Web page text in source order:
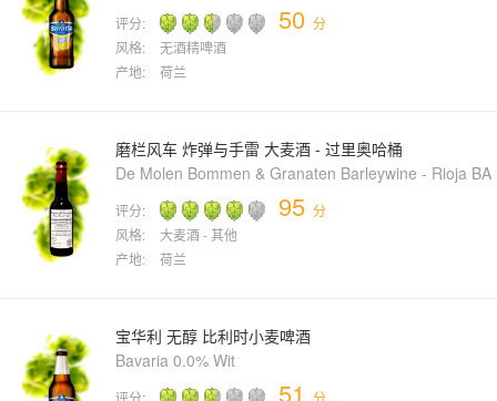
评分: 50 分
风格:
无酒精啤酒
产地:
荷兰
磨栏风车 炸弹与手雷 大麦酒 - 过里奥哈桶
De Molen Bommen & Granaten Barleywine - Rioja BA
评分: 95 分
风格:
大麦酒 - 其他
产地:
荷兰
宝华利 无醇 比利时小麦啤酒
Bavaria 0.0% Wit
评分: 51
分